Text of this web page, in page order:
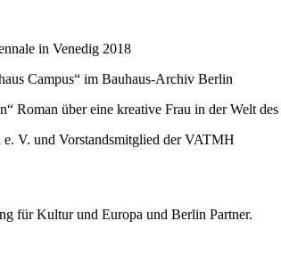
in Venedig 2018
Campus“ im Bauhaus-Archiv Berlin
Roman über eine kreative Frau in der Welt
V. und Vorstandsmitglied der VATMH
für Kultur und Europa und Berlin Partner.